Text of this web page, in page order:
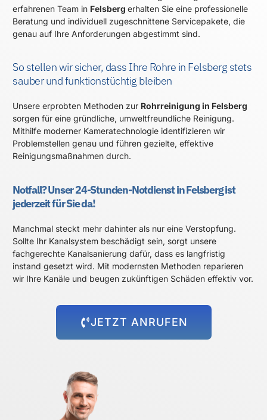
erfahrenen Team in Felsberg erhalten Sie eine professionelle
Beratung und individuell zugeschnittene Servicepakete, die
genau auf Ihre Anforderungen abgestimmt sind.
So stellen wir sicher, dass Ihre Rohre in Felsberg stets
sauber und funktionstüchtig bleiben
Unsere erprobten Methoden zur Rohrreinigung in Felsberg
sorgen für eine gründliche, umweltfreundliche Reinigung.
Mithilfe moderner Kameratechnologie identifizieren wir
Problemstellen genau und führen gezielte, effektive
Reinigungsmaßnahmen durch.
Notfall? Unser 24-Stunden-Notdienst in Felsberg ist
jederzeit für Sie da!
Manchmal steckt mehr dahinter als nur eine Verstopfung.
Sollte Ihr Kanalsystem beschädigt sein, sorgt unsere
fachgerechte Kanalsanierung dafür, dass es langfristig
instand gesetzt wird. Mit modernsten Methoden reparieren
wir Ihre Kanäle und beugen zukünftigen Schäden effektiv vor.
JETZT ANRUFEN